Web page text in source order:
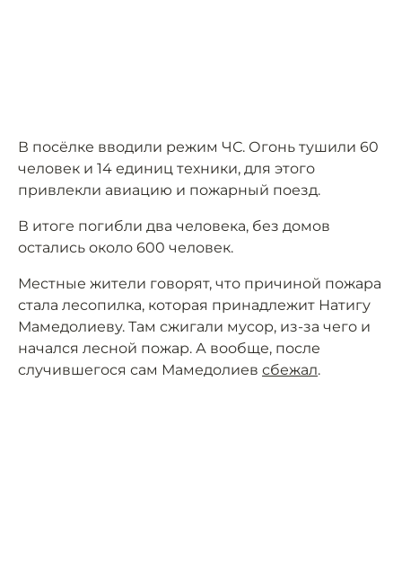
В посёлке вводили режим ЧС. Огонь тушили 60
человек и 14 единиц техники, для этого
привлекли авиацию и пожарный поезд.
В итоге погибли два человека, без домов
остались около 600 человек.
Местные жители говорят, что причиной пожара
стала лесопилка, которая принадлежит Натигу
Мамедолиеву. Там сжигали мусор, из-за чего и
начался лесной пожар. А вообще, после
случившегося сам Мамедолиев сбежал.